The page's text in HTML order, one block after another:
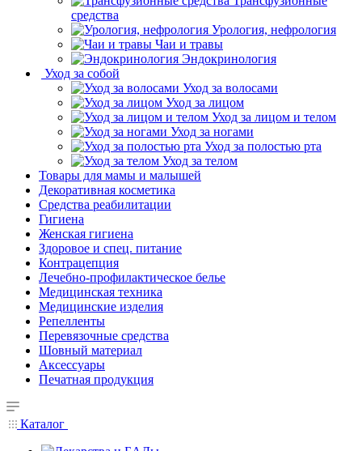
средства
Урология, нефрология
Чаи и травы
Эндокринология
Уход за собой
Уход за волосами
Уход за лицом
Уход за лицом и телом
Уход за ногами
Уход за полостью рта
Уход за телом
Товары для мамы и малышей
Декоративная косметика
Средства реабилитации
Гигиена
Женская гигиена
Здоровое и спец. питание
Контрацепция
Лечебно-профилактическое белье
Медицинская техника
Медицинские изделия
Репелленты
Перевязочные средства
Шовный материал
Аксессуары
Печатная продукция
Каталог